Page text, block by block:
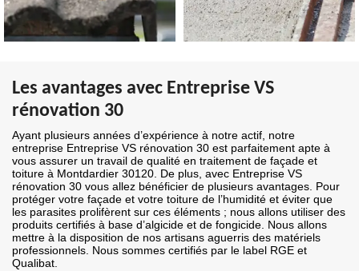
Les avantages avec Entreprise VS
rénovation 30
Ayant plusieurs années d’expérience à notre actif, notre
entreprise Entreprise VS rénovation 30 est parfaitement apte à
vous assurer un travail de qualité en traitement de façade et
toiture à Montdardier 30120. De plus, avec Entreprise VS
rénovation 30 vous allez bénéficier de plusieurs avantages. Pour
protéger votre façade et votre toiture de l’humidité et éviter que
les parasites prolifèrent sur ces éléments ; nous allons utiliser des
produits certifiés à base d’algicide et de fongicide. Nous allons
mettre à la disposition de nos artisans aguerris des matériels
professionnels. Nous sommes certifiés par le label RGE et
Qualibat.